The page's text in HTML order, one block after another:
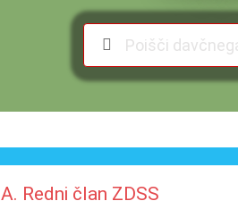
A. Redni član ZDSS